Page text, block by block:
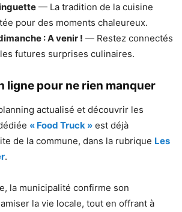
— La tradition de la cuisine
pour des moments chaleureux.
: A venir ! — Restez connectés
futures surprises culinaires.
ligne pour ne rien manquer
actualisé et découvrir les
« Food Truck » est déjà
de la commune, dans la rubrique Les
.
la municipalité confirme son
la vie locale, tout en offrant à